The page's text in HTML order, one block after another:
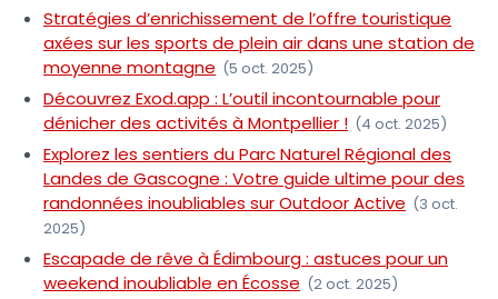
Stratégies d’enrichissement de l’offre touristique
axées sur les sports de plein air dans une station de
moyenne montagne (5 oct. 2025)
Découvrez Exod.app : L’outil incontournable pour
dénicher des activités à Montpellier ! (4 oct. 2025)
Explorez les sentiers du Parc Naturel Régional des
Landes de Gascogne : Votre guide ultime pour des
randonnées inoubliables sur Outdoor Active (3 oct.
2025)
Escapade de rêve à Édimbourg : astuces pour un
weekend inoubliable en Écosse (2 oct. 2025)